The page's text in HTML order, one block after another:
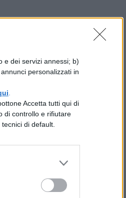
e dei servizi annessi; b)
personalizzati in
Accetta tutti qui di
di controllo e rifiutare
di default.
da
I
di
il